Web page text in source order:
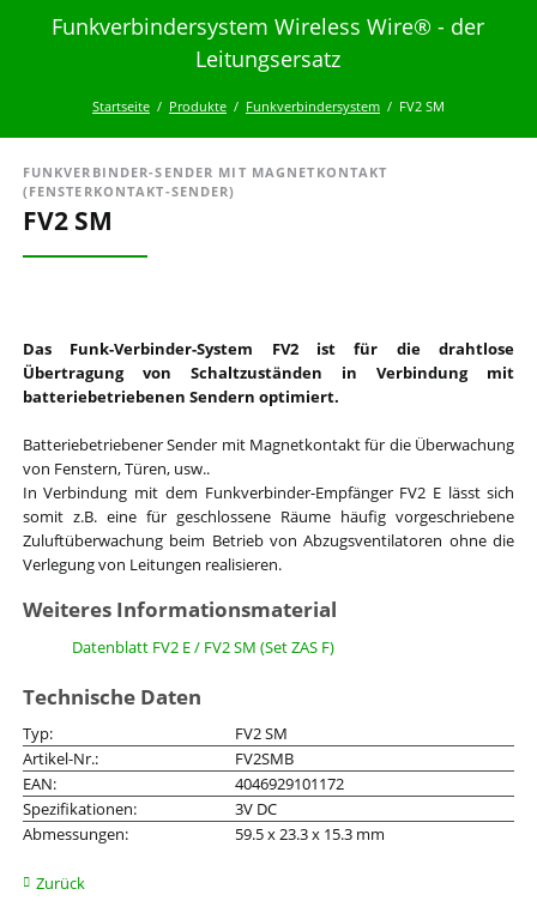
Funkverbindersystem Wireless Wire® - der
Leitungsersatz
Startseite Produkte Funkverbindersystem FV2 SM
FUNKVERBINDER-SENDER MIT MAGNETKONTAKT
(FENSTERKONTAKT-SENDER)
FV2 SM
Das Funk-Verbinder-System FV2 ist für die drahtlose
Übertragung von Schaltzuständen in Verbindung mit
batteriebetriebenen Sendern optimiert.
Batteriebetriebener Sender mit Magnetkontakt für die Überwachung
von Fenstern, Türen, usw..
In Verbindung mit dem Funkverbinder-Empfänger FV2 E lässt sich
somit z.B. eine für geschlossene Räume häufig vorgeschriebene
Zuluftüberwachung beim Betrieb von Abzugsventilatoren ohne die
Verlegung von Leitungen realisieren.
Weiteres Informationsmaterial
Datenblatt FV2 E / FV2 SM (Set ZAS F)
Technische Daten
Typ:
FV2 SM
Artikel-Nr.:
FV2SMB
EAN:
4046929101172
Spezifikationen:
3V DC
Abmessungen:
59.5 x 23.3 x 15.3 mm
Zurück